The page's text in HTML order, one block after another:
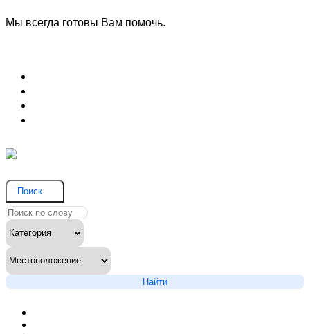
Мы всегда готовы Вам помочь.
Поиск
Найти